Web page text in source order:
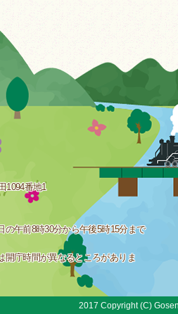
1094番地1
の午前8時30分から午後5時15分まで
開庁時間が異なるところがありま
2017 Copyright (C)